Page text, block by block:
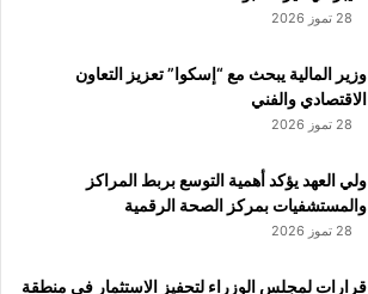
28 تموز 2026
وزير المالية يبحث مع “إسكوا” تعزيز التعاون
الاقتصادي والفني
28 تموز 2026
ولي العهد يؤكد أهمية التوسع بربط المراكز
والمستشفيات بمركز الصحة الرقمية
28 تموز 2026
قرارات لمجلس الوزراء لتحفيز الاستثمار في منطقة